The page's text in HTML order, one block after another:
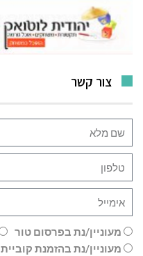
צור קשר
מעוניין/נת בפרסום טור
מעוניין/נת בהזמנת